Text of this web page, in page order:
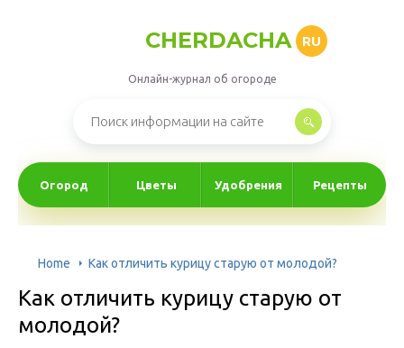
CHERDACHA RU
Онлайн-журнал об огороде
Огород Цветы Удобрения Рецепты
Home Как отличить курицу старую от молодой?
Как отличить курицу старую от
молодой?